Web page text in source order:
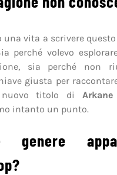
una vita a scrivere questo
perché volevo
sia perché non
giusta per
nuovo titolo di
intanto un punto.